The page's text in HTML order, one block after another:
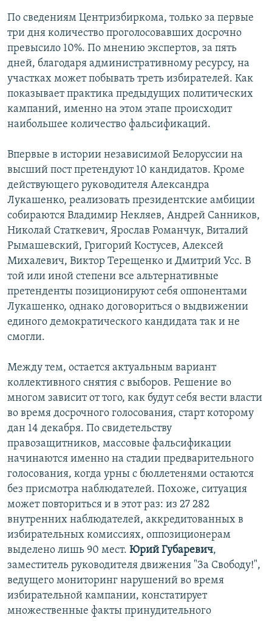
По сведениям Центризбиркома, только за первые
три дня количество проголосовавших досрочно
превысило 10%. По мнению экспертов, за пять
дней, благодаря административному ресурсу, на
участках может побывать треть избирателей. Как
показывает практика предыдущих политических
кампаний, именно на этом этапе происходит
наибольшее количество фальсификаций.
Впервые в истории независимой Белоруссии на
высший пост претендуют 10 кандидатов. Кроме
действующего руководителя Александра
Лукашенко, реализовать президентские амбиции
собираются Владимир Некляев, Андрей Санников,
Николай Статкевич, Ярослав Романчук, Виталий
Рымашевский, Григорий Костусев, Алексей
Михалевич, Виктор Терещенко и Дмитрий Усс. В
той или иной степени все альтернативные
претенденты позиционируют себя оппонентами
Лукашенко, однако договориться о выдвижении
единого демократического кандидата так и не
смогли.
Между тем, остается актуальным вариант
коллективного снятия с выборов. Решение во
многом зависит от того, как будут себя вести власти
во время досрочного голосования, старт которому
дан 14 декабря. По свидетельству
правозащитников, массовые фальсификации
начинаются именно на стадии предварительного
голосования, когда урны с бюллетенями остаются
без присмотра наблюдателей. Похоже, ситуация
может повториться и в этот раз: из 27 282
внутренних наблюдателей, аккредитованных в
избирательных комиссиях, оппозиционерам
выделено лишь 90 мест. Юрий Губаревич,
заместитель руководителя движения "За Свободу!",
ведущего мониторинг нарушений во время
избирательной кампании, констатирует
множественные факты принудительного